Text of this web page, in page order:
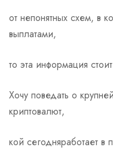
от непонятных схем, в
выплатами,
то эта информация
Хочу поведать о
криптовалют,
кой сегодняработает в